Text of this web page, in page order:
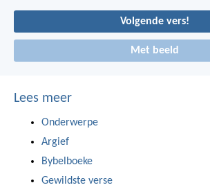
Volgende vers!
Met beeld
Lees meer
Onderwerpe
Argief
Bybelboeke
Gewildste verse